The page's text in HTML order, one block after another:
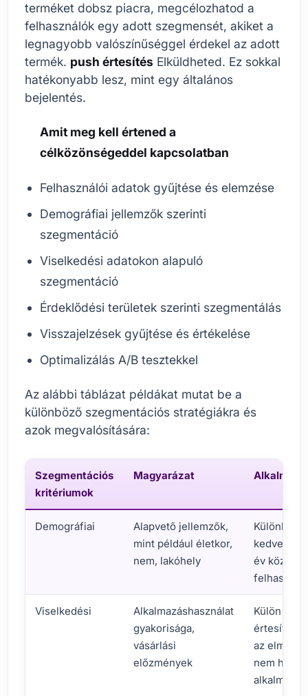
terméket dobsz piacra, megcélozhatod a
felhasználók egy adott szegmensét, akiket a
legnagyobb valószínűséggel érdekel az adott
termék. push értesítés Elküldheted. Ez sokkal
hatékonyabb lesz, mint egy általános
bejelentés.
Amit meg kell értened a
célközönségeddel kapcsolatban
Felhasználói adatok gyűjtése és elemzése
Demográfiai jellemzők szerinti
szegmentáció
Viselkedési adatokon alapuló
szegmentáció
Érdeklődési területek szerinti szegmentálás
Visszajelzések gyűjtése és értékelése
Optimalizálás A/B tesztekkel
Az alábbi táblázat példákat mutat be a
különböző szegmentációs stratégiákra és
azok megvalósítására:
Szegmentációs
kritériumok
Magyarázat
Demográfiai
Alapvető jellemzők,
mint például életkor,
nem, lakóhely
Különleges
év közötti
Viselkedési
Alkalmazáshasználat
gyakorisága,
vásárlási
előzmények
Külön
értesítés
az elmúlt
nem